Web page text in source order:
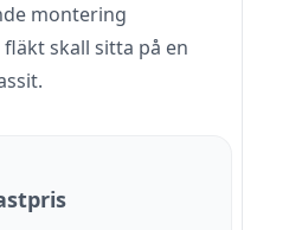
montering
skall sitta på en